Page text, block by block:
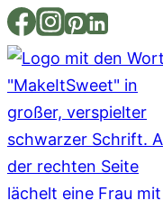
Zum
Inhalt
springen